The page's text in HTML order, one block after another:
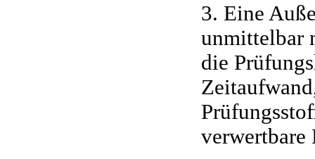
3. Eine
unmittelbar
die
verwertbare